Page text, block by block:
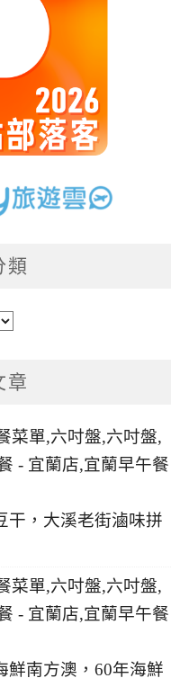
類
章
干，大溪老街滷味拼
鮮南方澳，60年海鮮